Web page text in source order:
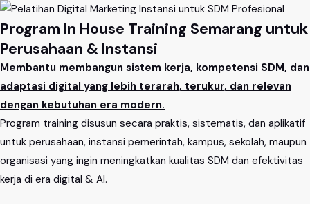
Program In House Training Semarang untuk
Perusahaan & Instansi
Membantu membangun sistem kerja, kompetensi SDM, dan
adaptasi digital yang lebih terarah, terukur, dan relevan
dengan kebutuhan era modern.
Program training disusun secara praktis, sistematis, dan aplikatif
untuk perusahaan, instansi pemerintah, kampus, sekolah, maupun
organisasi yang ingin meningkatkan kualitas SDM dan efektivitas
kerja di era digital & AI.